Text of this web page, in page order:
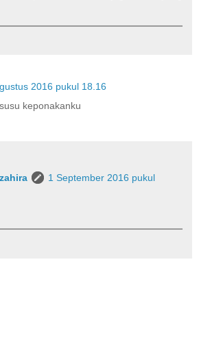
2016 pukul 18.16
keponakanku
1 September 2016 pukul